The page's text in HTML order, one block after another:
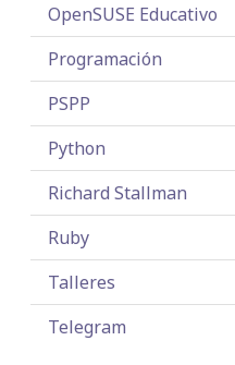
OpenSUSE Educativo
Programación
PSPP
Python
Richard Stallman
Ruby
Talleres
Telegram